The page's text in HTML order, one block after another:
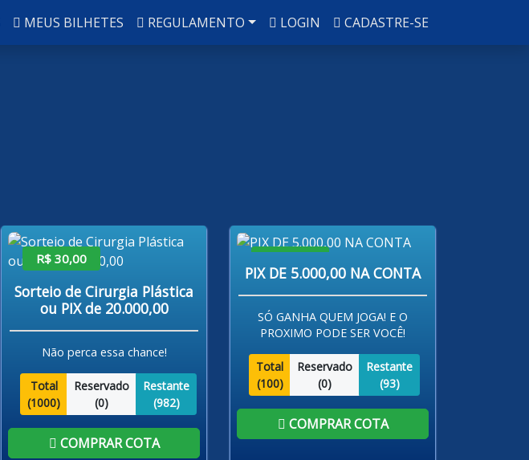
MEUS BILHETES REGULAMENTO LOGIN CADASTRE-SE
R$ 30,00
Sorteio de Cirurgia Plástica
ou PIX de 20.000,00
Não perca essa chance!
Total
(1000)
Reservado
(0)
Restante
(982)
COMPRAR COTA
PIX DE 5.000,00 NA CONTA
SÓ GANHA QUEM JOGA! E O
PROXIMO PODE SER VOCÊ!
Total
(100)
Reservado
(0)
Restante
(93)
COMPRAR COTA